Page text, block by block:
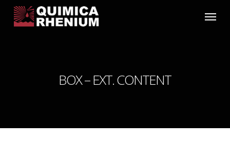
main
Menu
BOX – EXT. CONTENT